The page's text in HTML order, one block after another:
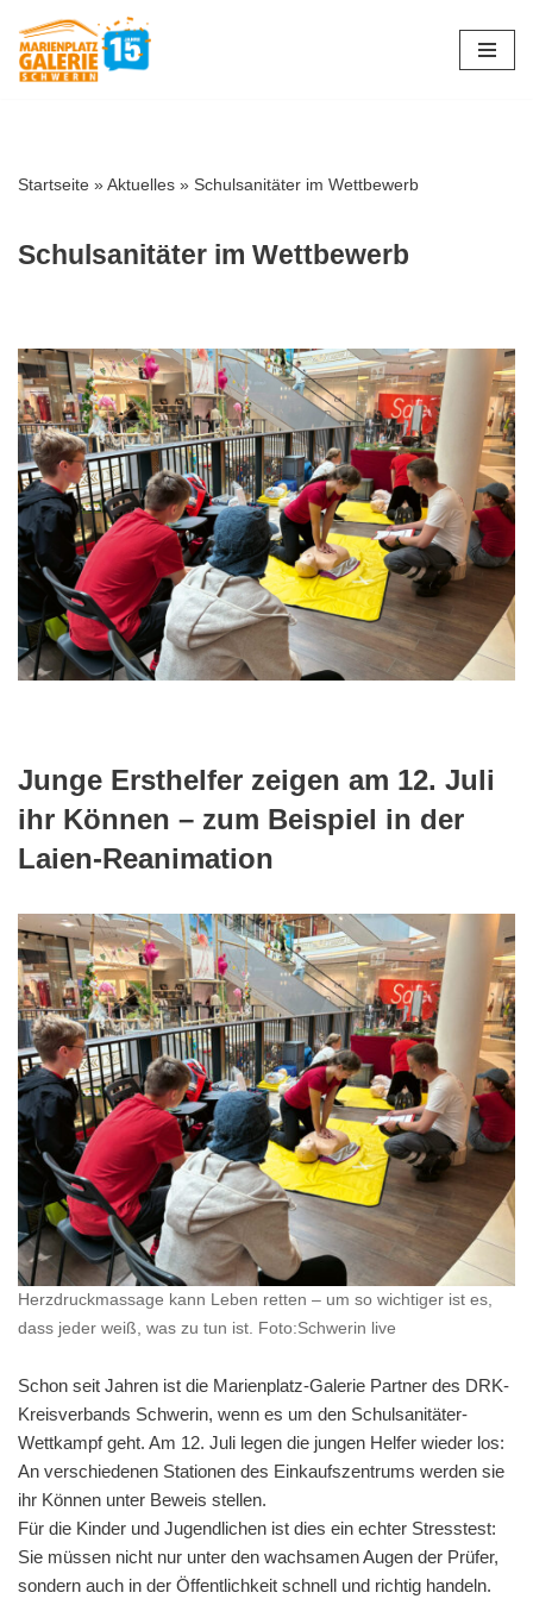
Zum
Startseite »Aktuelles » Schulsanitäter im Wettbewerb
Schulsanitäter im Wettbewerb
Junge Ersthelfer zeigen am 12. Juli
ihr Können – zum Beispiel in der
Laien-Reanimation
Herzdruckmassage kann Leben retten – um so wichtiger ist es,
dass jeder weiß, was zu tun ist. Foto:Schwerin live
Schon seit Jahren ist die Marienplatz-Galerie Partner des DRK-
Kreisverbands Schwerin, wenn es um den Schulsanitäter-
Wettkampf geht. Am 12. Juli legen die jungen Helfer wieder los:
An verschiedenen Stationen des Einkaufszentrums werden sie
ihr Können unter Beweis stellen.
Für die Kinder und Jugendlichen ist dies ein echter Stresstest:
Sie müssen nicht nur unter den wachsamen Augen der Prüfer,
sondern auch in der Öffentlichkeit schnell und richtig handeln.